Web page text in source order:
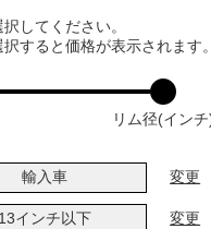
してください。
すると価格が表示されます。
リム径(インチ
輸入車 変更
13インチ以下 変更